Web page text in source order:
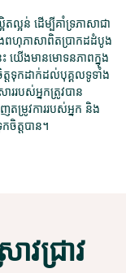
ល្អន់ ដើម្បីគាំទ្រភាសាជា
ងពហុភាសាពិតប្រាកដដំបូង
យើងមានមោទនភាពក្នុង
ត្តទុកដាក់ដល់បុគ្គលទូទាំង
របស់អ្នកត្រូវបាន
តម្រូវការរបស់អ្នក និង
ចិត្តបាន។
ាវជ្រាវ